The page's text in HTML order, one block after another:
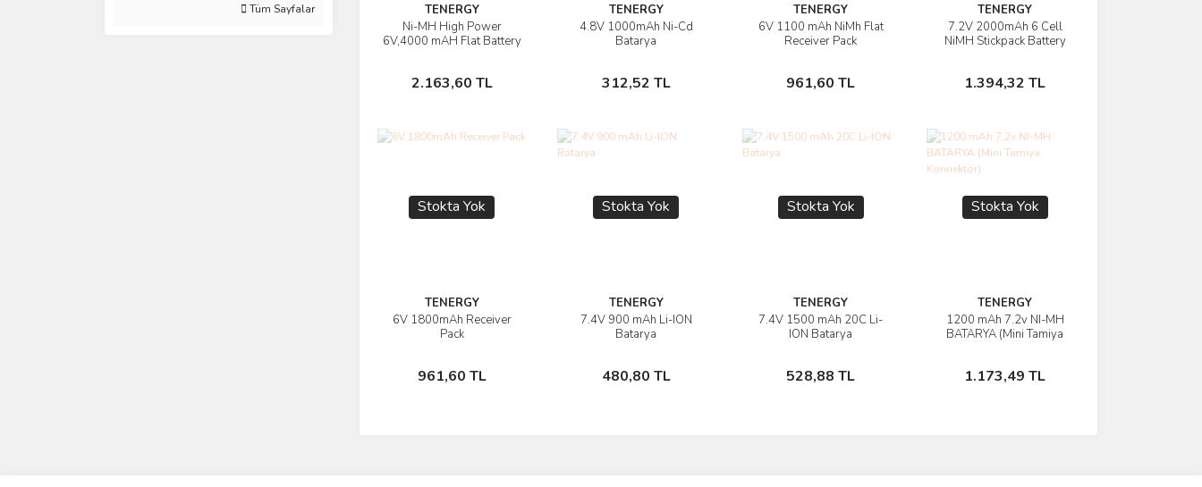
Tüm Sayfalar
TENERGY
Ni-MH High Power
6V,4000 mAH Flat Battery
2.163,60 TL
Ürünü İncele
Sepete Ekle
TENERGY
4.8V 1000mAh Ni-Cd
Batarya
312,52 TL
Ürünü İncele
Sepete Ekle
TENERGY
6V 1100 mAh NiMh Flat
Receiver Pack
961,60 TL
Ürünü İncele
Sepete Ekle
TENERGY
7.2V 2000mAh 6 Cell
NiMH Stickpack Battery
1.394,32 TL
Ürünü İncele
Stokta Yok
Stokta Yok
TENERGY
6V 1800mAh Receiver
Pack
961,60 TL
Ürünü İncele
Stokta Yok
Stokta Yok
TENERGY
7.4V 900 mAh Li-ION
Batarya
480,80 TL
Ürünü İncele
Stokta Yok
Stokta Yok
TENERGY
7.4V 1500 mAh 20C Li-
ION Batarya
528,88 TL
Ürünü İncele
Stokta Yok
Stokta Yok
TENERGY
1200 mAh 7.2v NI-MH
BATARYA (Mini Tamiya
1.173,49 TL
Ürünü İncele
Stokta Yok